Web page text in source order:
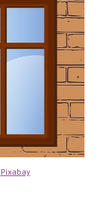
Pixabay